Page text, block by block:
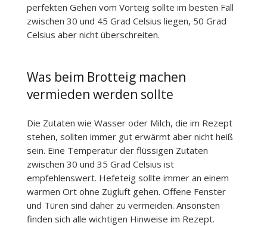
perfekten Gehen vom Vorteig sollte im besten Fall
zwischen 30 und 45 Grad Celsius liegen, 50 Grad
Celsius aber nicht überschreiten.
Was beim Brotteig machen
vermieden werden sollte
Die Zutaten wie Wasser oder Milch, die im Rezept
stehen, sollten immer gut erwärmt aber nicht heiß
sein. Eine Temperatur der flüssigen Zutaten
zwischen 30 und 35 Grad Celsius ist
empfehlenswert. Hefeteig sollte immer an einem
warmen Ort ohne Zugluft gehen. Offene Fenster
und Türen sind daher zu vermeiden. Ansonsten
finden sich alle wichtigen Hinweise im Rezept.